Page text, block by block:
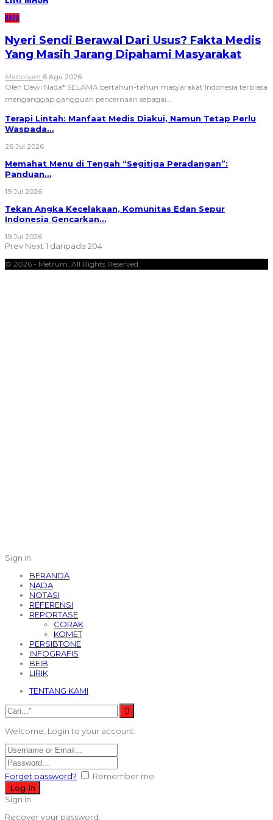
NADA
Nyeri Sendi Berawal Dari Usus? Fakta Medis
Yang Masih Jarang Dipahami Masyarakat
Metronom 6 Agu 2026
Oleh Dewi Nada* SELAMA bertahun-tahun masyarakat Indonesia terbiasa
menganggap gangguan pencernaan sebagai…
Terapi Lintah: Manfaat Medis Diakui, Namun Tetap Perlu
Waspada…
26 Jul 2026
Memahat Menu di Tengah “Segitiga Peradangan”:
Panduan…
19 Jul 2026
Tekan Angka Kecelakaan, Komunitas Edan Sepur
Indonesia Gencarkan…
19 Jul 2026
Prev Next1 daripada 204
© 2026 - Metrum. All Rights Reserved.
Sign in
BERANDA
NADA
NOTASI
REFERENSI
REPORTASE
CORAK
KOMET
PERSIBTONE
INFOGRAFIS
BEIB
LIRIK
TENTANG KAMI
Welcome, Login to your account.
Forget password? Remember me
Sign in
Recover your password.